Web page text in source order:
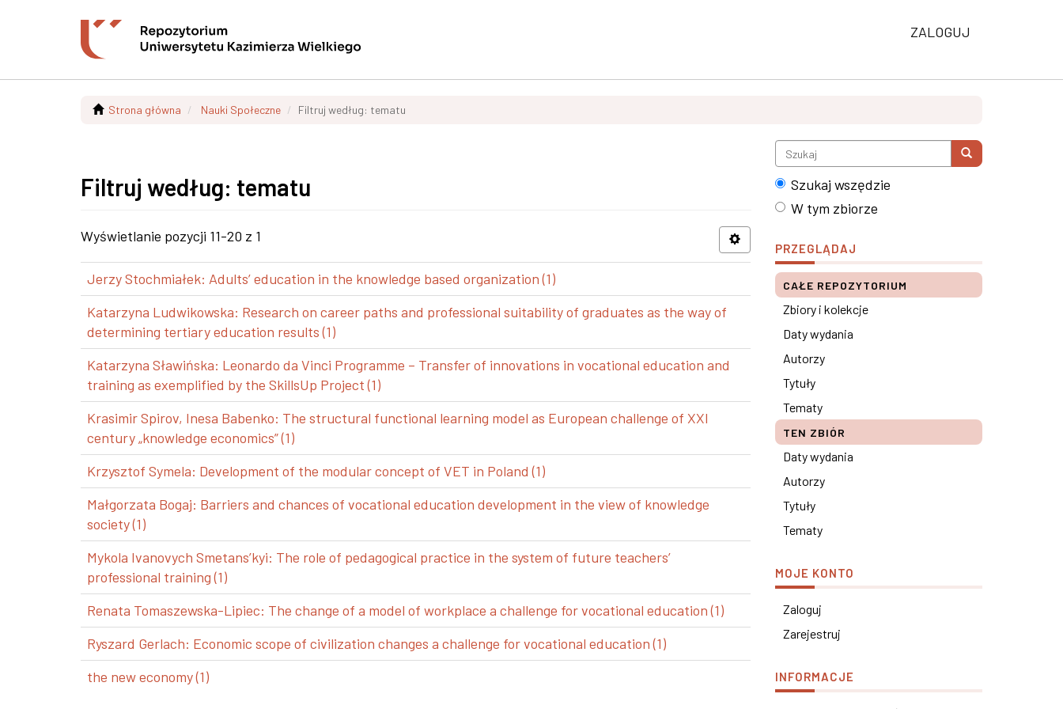
ZALOGUJ
Strona główna Nauki Społeczne Filtruj według: tematu
Filtruj według: tematu
Wyświetlanie pozycji 11-20 z 1
Jerzy Stochmiałek: Adults’ education in the knowledge based organization (1)
Katarzyna Ludwikowska: Research on career paths and professional suitability of graduates as the way of
determining tertiary education results (1)
Katarzyna Sławińska: Leonardo da Vinci Programme – Transfer of innovations in vocational education and
training as exemplified by the SkillsUp Project (1)
Krasimir Spirov, Inesa Babenko: The structural functional learning model as European challenge of XXI
century „knowledge economics” (1)
Krzysztof Symela: Development of the modular concept of VET in Poland (1)
Małgorzata Bogaj: Barriers and chances of vocational education development in the view of knowledge
society (1)
Mykola Ivanovych Smetans’kyi: The role of pedagogical practice in the system of future teachers’
professional training (1)
Renata Tomaszewska-Lipiec: The change of a model of workplace a challenge for vocational education (1)
Ryszard Gerlach: Economic scope of civilization changes a challenge for vocational education (1)
the new economy (1)
Szukaj wszędzie
W tym zbiorze
PRZEGLĄDAJ
CAŁE REPOZYTORIUM
Zbiory i kolekcje
Daty wydania
Autorzy
Tytuły
Tematy
TEN ZBIÓR
Daty wydania
Autorzy
Tytuły
Tematy
MOJE KONTO
Zaloguj
Zarejestruj
INFORMACJE